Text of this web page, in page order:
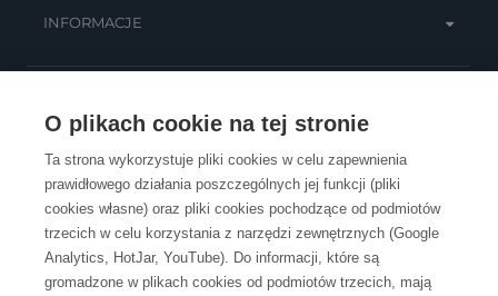
O plikach cookie na tej stronie
Ta strona wykorzystuje pliki cookies w celu zapewnienia
prawidłowego działania poszczególnych jej funkcji (pliki
cookies własne) oraz pliki cookies pochodzące od podmiotów
trzecich w celu korzystania z narzędzi zewnętrznych (Google
Analytics, HotJar, YouTube). Do informacji, które są
gromadzone w plikach cookies od podmiotów trzecich, mają
INFORMACJE
OBSŁUGA KLIENTA
KONTAKT